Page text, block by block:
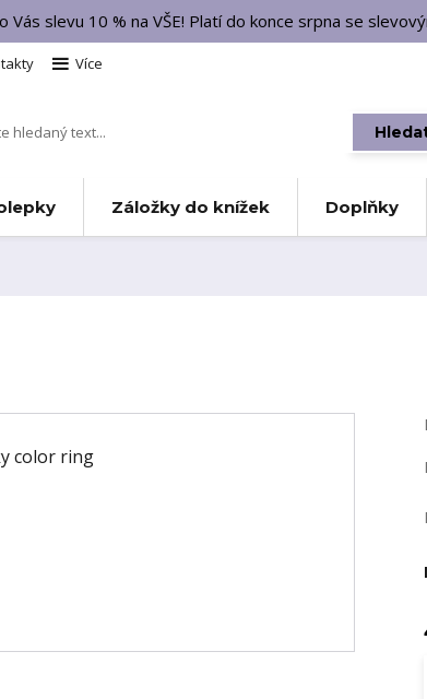
slevu 10 % na VŠE! Platí do konce srpna se
Více
Záložky do knížek Doplňky